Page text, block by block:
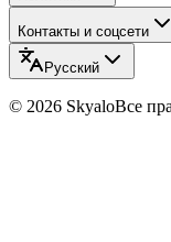
Контакты и соцсети
Русский
© 2026 SkyaloВсе